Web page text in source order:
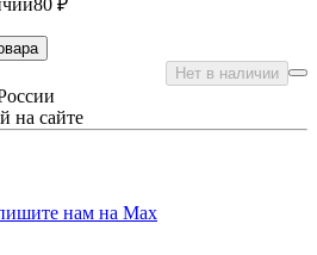
Нет в наличии
на сайте
нам на Max